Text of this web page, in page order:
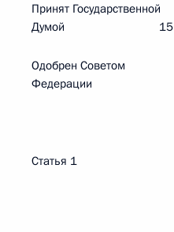
Принят Государственной
Думой 15
Одобрен Советом
Федерации 22
Статья 1